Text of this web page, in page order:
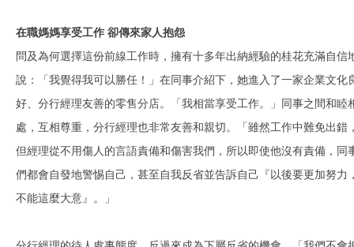
在職媽媽享受工作 卻傳來家人抱怨
問及為何選擇這份前線工作時，擁有十多年出納經驗的桂花充滿自信
說：「我覺得我可以勝任！」在同事介紹下，她進入了一家企業文化
好、分行經理友善的零售分店。「我相當享受工作。」同事之間和睦
處，互相尊重，分行經理也非常友善和親切。「雖然工作中難免出錯
但經理從不用傷人的言語責備和傷害我們，所以即使他沒有責備，同
們都會自發地警惕自己，甚至自我反省並告訴自己『以後要更加努力
不能這麼大意』。」